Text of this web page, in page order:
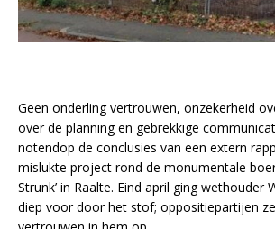
Geen onderling vertrouwen, onzekerheid
over de planning en gebrekkige
notendop de conclusies van een extern
mislukte project rond de monumentale
Strunk’ in Raalte. Eind april ging wethouder
diep voor door het stof; oppositiepartijen